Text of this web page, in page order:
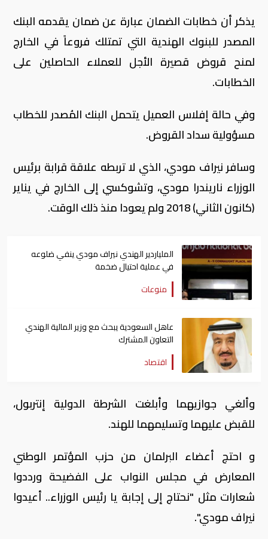
يذكر أن خطابات الضمان عبارة عن ضمان يقدمه البنك
المصدر للبنوك الهندية التي تمتلك فروعاً في الخارج
لمنح قروض قصيرة الأجل للعملاء الحاصلين على
الخطابات.
وفي حالة إفلاس العميل يتحمل البنك المُصدر للخطاب
مسؤولية سداد القروض.
وسافر نيراف مودي، الذي لا تربطه علاقة قرابة برئيس
الوزراء ناريندرا مودي، وتشوكسي إلى الخارج في يناير
(كانون الثاني) 2018 ولم يعودا منذ ذلك الوقت.
الملياردير الهندي نيراف مودي ينفي ضلوعه
في عملية احتيال ضخمة
منوعات
عاهل السعودية يبحث مع وزير المالية الهندي
التعاون المشترك
اقتصاد
وألغي جوازيهما وأبلغت الشرطة الدولية إنتربول،
للقبض عليهما وتسليمهما للهند.
و احتج أعضاء البرلمان من حزب المؤتمر الوطني
المعارض في مجلس النواب على الفضيحة ورددوا
شعارات مثل "نحتاج إلى إجابة يا رئيس الوزراء.. أعيدوا
نيراف مودي".